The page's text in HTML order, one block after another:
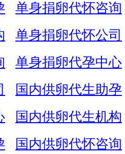
单身捐卵代怀咨询
单身捐卵代怀公司
单身捐卵代孕中心
国内供卵代生助孕
国内供卵代生机构
国内供卵代怀咨询